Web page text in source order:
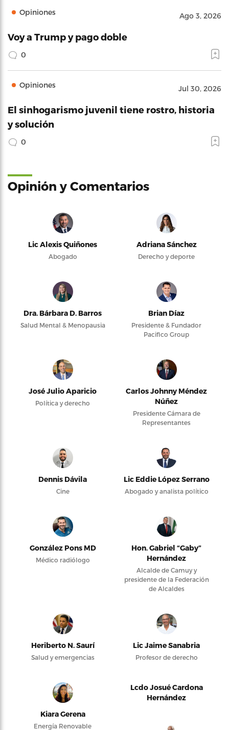
Opiniones Ago 3, 2026
Voy a Trump y pago doble
0
Opiniones Jul 30, 2026
El sinhogarismo juvenil tiene rostro, historia
y solución
0
Opinión y Comentarios
Lic Alexis Quiñones
Abogado
Adriana Sánchez
Derecho y deporte
Dra. Bárbara D. Barros
Salud Mental & Menopausia
Brian Díaz
Presidente & Fundador
Pacifico Group
José Julio Aparicio
Política y derecho
Carlos Johnny Méndez
Núñez
Presidente Cámara de
Representantes
Dennis Dávila
Cine
Lic Eddie López Serrano
Abogado y analista político
González Pons MD
Médico radiólogo
Hon. Gabriel “Gaby”
Hernández
Alcalde de Camuy y
presidente de la Federación
de Alcaldes
Heriberto N. Saurí
Salud y emergencias
Lic Jaime Sanabria
Profesor de derecho
Kiara Gerena
Energía Renovable
Lcdo Josué Cardona
Hernández